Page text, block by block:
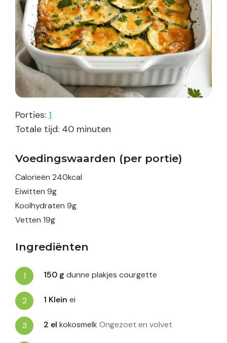
Porties: 1
Totale tijd: 40minuten
minuten
Voedingswaarden (per portie)
Calorieën 240kcal
Eiwitten 9g
Koolhydraten 9g
Vetten 19g
Ingrediënten
150 g dunne plakjes courgette
1 Klein ei
2 el kokosmelk Ongezoet en volvet